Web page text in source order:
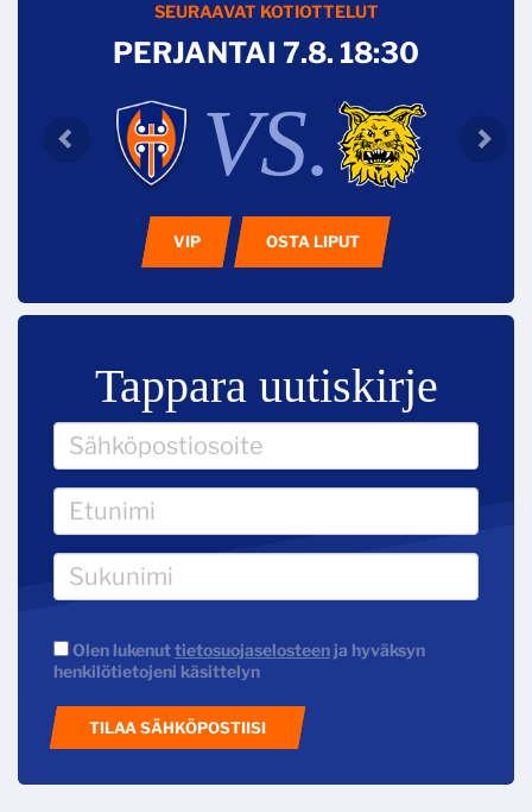
SEURAAVAT KOTIOTTELUT
PERJANTAI 7.8. 18:30
VS.
VIP OSTA LIPUT
Tappara uutiskirje
Olen lukenuttietosuojaselosteen ja hyväksyn
henkilötietojeni käsittelyn
TILAA SÄHKÖPOSTIISI